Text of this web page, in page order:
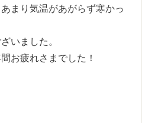
まり気温があがらず寒かっ
いました。
お疲れさまでした！